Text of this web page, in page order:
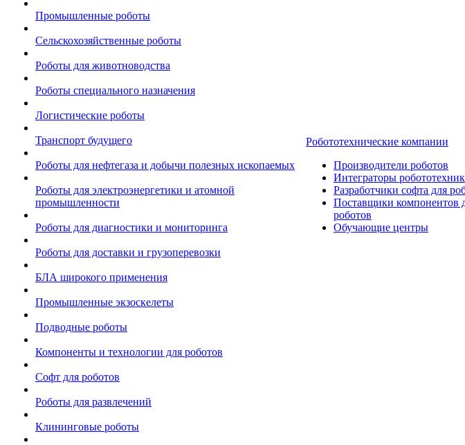
Промышленные роботы
Сельскохозяйственные роботы
Роботы для животноводства
Роботы специального назначения
Логистические роботы
Транспорт будущего
Роботы для нефтегаза и добычи полезных ископаемых
Роботы для электроэнергетики и атомной
промышленности
Роботы для диагностики и мониторинга
Роботы для доставки и грузоперевозки
БЛА широкого применения
Промышленные экзоскелеты
Подводные роботы
Компоненты и технологии для роботов
Софт для роботов
Роботы для развлечений
Клининговые роботы
Робототехнические компании
Производители роботов
Интеграторы
Разработчики софта для
Поставщики компонентов
роботов
Обучающие центры